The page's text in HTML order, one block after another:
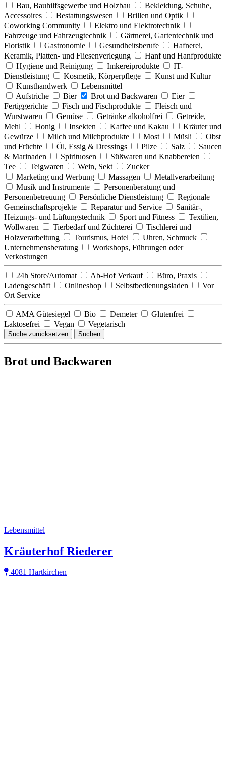
Bau, Bauhilfsgewerbe und Holzbau
Bekleidung, Schuhe,
Accessoires
Bestattungswesen
Brillen und Optik
Coworking Community
Elektro und Elektrotechnik
Fahrzeuge und Fahrzeugtechnik
Gärtnerei, Gartentechnik und
Floristik
Gastronomie Gesundheitsberufe
Hafnerei,
Keramik, Platten- und Fliesenverlegung
Hanf und Hanfprodukte
Hygiene und Reinigung
Imkereiprodukte
IT-
Dienstleistung
Kosmetik, Körperpflege
Kunst und Kultur
Kunsthandwerk
Lebensmittel
Aufstriche
Bier Brot und Backwaren
Eier
Fertiggerichte
Fisch und Fischprodukte
Fleisch und
Wurstwaren
Gemüse Getränke alkoholfrei
Getreide,
Mehl
Honig Insekten Kaffee und Kakau
Kräuter und
Gewürze
Milch und Milchprodukte Most Müsli
Obst
und Früchte
Öl, Essig & Dressings Pilze Salz
Saucen
& Marinaden
Spirituosen
Süßwaren und Knabbereien
Tee
Teigwaren Wein, Sekt
Zucker
Marketing und Werbung
Massagen
Metallverarbeitung
Musik und Instrumente
Personenberatung und
Personenbetreuung
Persönliche Dienstleistung
Regionale
Gemeinschaftsprojekte
Reparatur und Service
Sanitär-,
Heizungs- und Lüftungstechnik
Sport und Fitness
Textilien,
Wollwaren
Tierbedarf und Züchterei
Tischlerei und
Holzverarbeitung
Tourismus, Hotel
Uhren, Schmuck
Unternehmensberatung
Workshops, Führungen oder
Verkostungen
24h Store/Automat Ab-Hof Verkauf
Büro, Praxis
Ladengeschäft
Onlineshop Selbstbedienungsladen
Vor
Ort Service
AMA Gütesiegel Bio Demeter
Glutenfrei
Laktosefrei
Vegan Vegetarisch
Suche zurücksetzen Suchen
Brot und Backwaren
Lebensmittel
Kräuterhof Riederer
4081 Hartkirchen